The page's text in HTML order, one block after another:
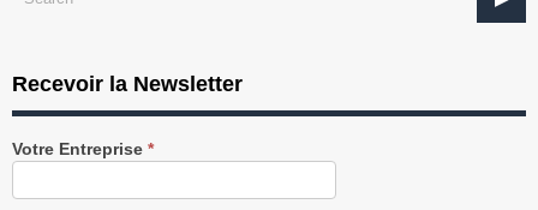
Recevoir la Newsletter
Recevez
notre
gratuitement
Votre Entreprise *